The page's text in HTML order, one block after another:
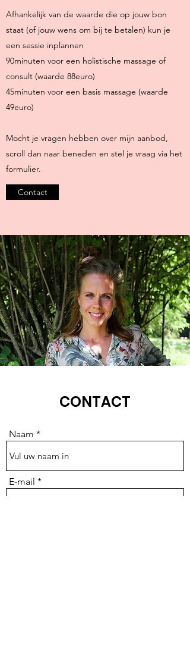
Afhankelijk van de waarde die op jouw bon
staat (of jouw wens om bij te betalen) kun je
een sessie inplannen
90minuten voor een holistische massage of
consult (waarde 88euro)
45minuten voor een basis massage (waarde
49euro)
Mocht je vragen hebben over mijn aanbod,
scroll dan naar beneden en stel je vraag via het
formulier.
Contact
CONTACT
Naam
E-mail